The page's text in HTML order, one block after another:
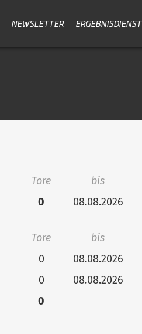
NEWSLETTER ERGEBNISDIENST
Tore
bis
0 08.08.2026
Tore
bis
0
08.08.2026
0
08.08.2026
0